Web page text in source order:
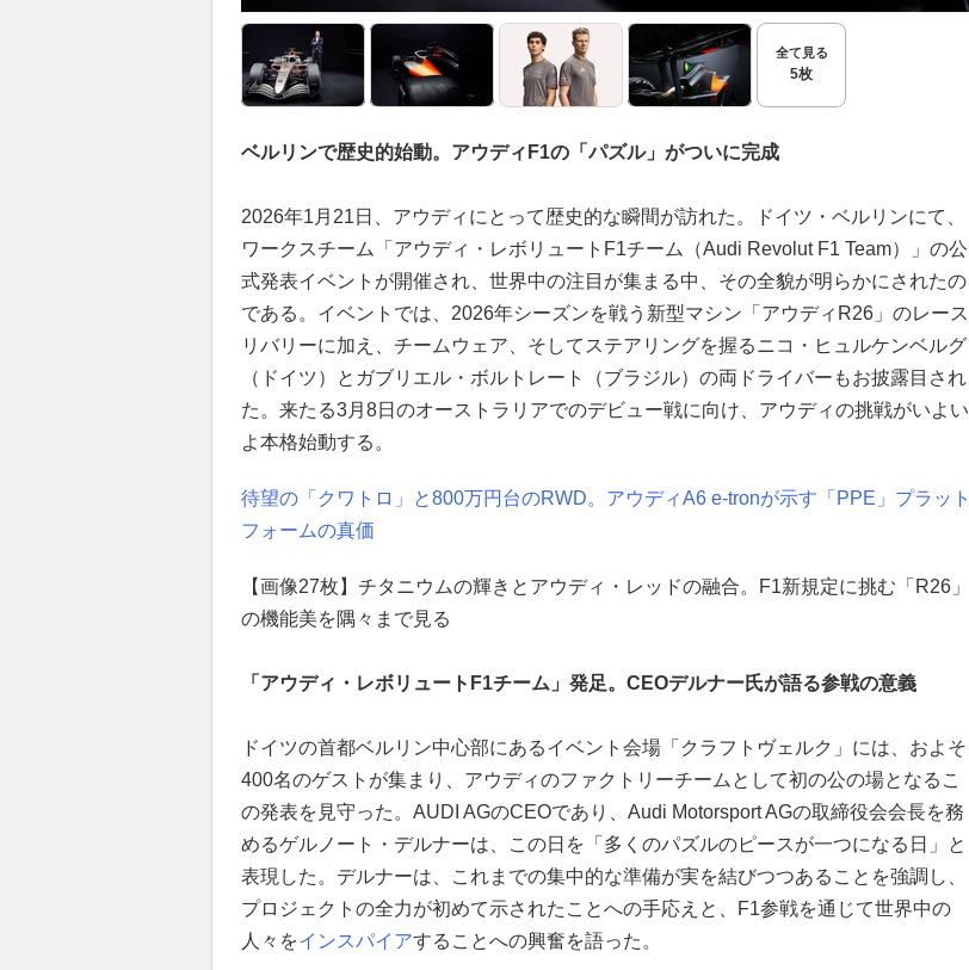
全て見る
5枚
ベルリンで歴史的始動。アウディF1の「パズル」がついに完成
2026年1月21日、アウディにとって歴史的な瞬間が訪れた。ドイツ・ベルリンにて、
ワークスチーム「アウディ・レボリュートF1チーム（Audi Revolut F1 Team）」の公
式発表イベントが開催され、世界中の注目が集まる中、その全貌が明らかにされたの
である。イベントでは、2026年シーズンを戦う新型マシン「アウディR26」のレース
リバリーに加え、チームウェア、そしてステアリングを握るニコ・ヒュルケンベルグ
（ドイツ）とガブリエル・ボルトレート（ブラジル）の両ドライバーもお披露目され
た。来たる3月8日のオーストラリアでのデビュー戦に向け、アウディの挑戦がいよい
よ本格始動する。
待望の「クワトロ」と800万円台のRWD。アウディA6 e-tronが示す「PPE」プラット
フォームの真価
【画像27枚】チタニウムの輝きとアウディ・レッドの融合。F1新規定に挑む「R26」
の機能美を隅々まで見る
「アウディ・レボリュートF1チーム」発足。CEOデルナー氏が語る参戦の意義
ドイツの首都ベルリン中心部にあるイベント会場「クラフトヴェルク」には、およそ
400名のゲストが集まり、アウディのファクトリーチームとして初の公の場となるこ
の発表を見守った。AUDI AGのCEOであり、Audi Motorsport AGの取締役会会長を務
めるゲルノート・デルナーは、この日を「多くのパズルのピースが一つになる日」と
表現した。デルナーは、これまでの集中的な準備が実を結びつつあることを強調し、
プロジェクトの全力が初めて示されたことへの手応えと、F1参戦を通じて世界中の
人々をインスパイアすることへの興奮を語った。